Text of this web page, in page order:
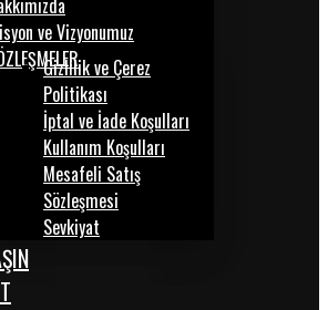
ve Vizyonumuz
Gizlilik ve Çerez
Politikası
İptal ve İade Koşulları
Kullanım Koşulları
Mesafeli Satış
Sözleşmesi
Sevkiyat